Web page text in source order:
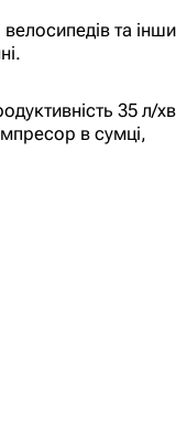
та
35 л/
в сумці,